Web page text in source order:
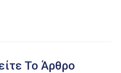
Το Άρθρο